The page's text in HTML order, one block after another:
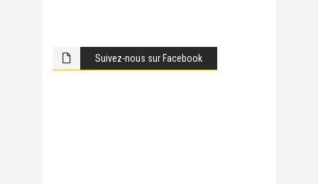
Suivez-nous sur Facebook